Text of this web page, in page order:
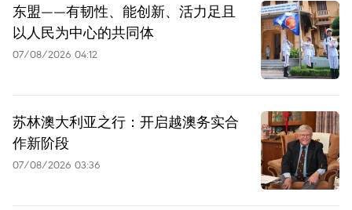
东盟——有韧性、能创新、活力足且
以人民为中心的共同体
07/08/2026 04:12
苏林澳大利亚之行：开启越澳务实合
作新阶段
07/08/2026 03:36